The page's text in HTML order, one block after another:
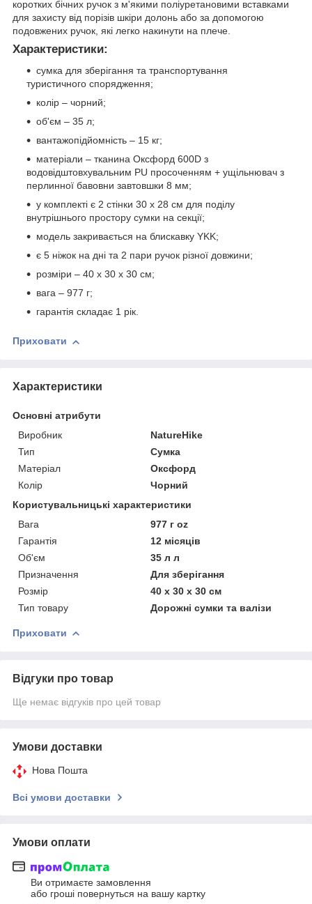
коротких бічних ручок з м'якими поліуретановими вставками
для захисту від порізів шкіри долонь або за допомогою
подовжених ручок, які легко накинути на плече.
Характеристики:
сумка для зберігання та транспортування
туристичного спорядження;
колір – чорний;
об'єм – 35 л;
вантажопідйомність – 15 кг;
матеріали – тканина Оксфорд 600D з
водовідштовхувальним PU просоченням + ущільнювач з
перлинної бавовни завтовшки 8 мм;
у комплекті є 2 стінки 30 х 28 см для поділу
внутрішнього простору сумки на секції;
модель закривається на блискавку YKK;
є 5 ніжок на дні та 2 пари ручок різної довжини;
розміри – 40 х 30 х 30 см;
вага – 977 г;
гарантія складає 1 рік.
Приховати
Характеристики
Основні атрибути
Виробник
NatureHike
Тип
Сумка
Матеріал
Оксфорд
Колір
Чорний
Користувальницькі характеристики
Вага
977 г oz
Гарантія
12 місяців
Об'єм
35 л л
Призначення
Для зберігання
Розмір
40 х 30 х 30 см
Тип товару
Дорожні сумки та валізи
Приховати
Відгуки про товар
Ще немає відгуків про цей товар
Умови доставки
Нова Пошта
Всі умови доставки
Умови оплати
Ви отримаєте замовлення
або гроші повернуться на вашу картку